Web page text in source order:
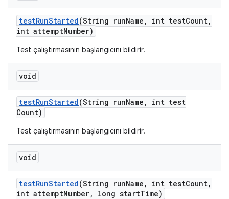
testRunStarted(String runName , int testCount,
int attemptNumber)
Test çalıştırmasının başlangıcını bildirir.
void
testRunStarted(String runName ,
int test
Count)
Test çalıştırmasının başlangıcını bildirir.
void
testRunStarted(String runName , int testCount,
int attemptNumber, long startTime)